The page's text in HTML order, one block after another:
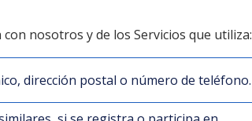
nosotros y de los Servicios que utiliza:
dirección postal o número de teléfono.